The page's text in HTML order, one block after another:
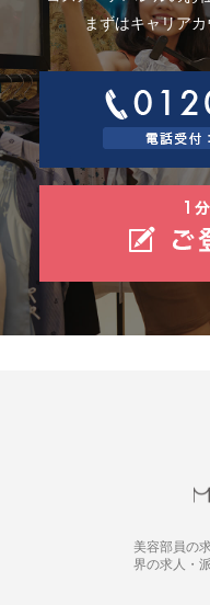
まずはキャリア
美容部員の
界の求人・